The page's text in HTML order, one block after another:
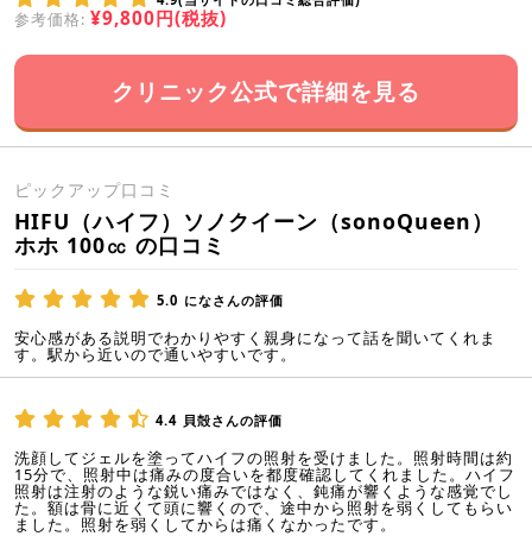
参考価格: ¥9,800円(税抜)
クリニック公式で詳細を見る
ピックアップ口コミ
HIFU（ハイフ）ソノクイーン（sonoQueen）
ホホ 100㏄ の口コミ
5.0 になさんの評価
安心感がある説明でわかりやすく親身になって話を聞いてくれま
す。駅から近いので通いやすいです。
4.4 貝殻さんの評価
洗顔してジェルを塗ってハイフの照射を受けました。照射時間は約
15分で、照射中は痛みの度合いを都度確認してくれました。ハイフ
照射は注射のような鋭い痛みではなく、鈍痛が響くような感覚でし
た。額は骨に近くて頭に響くので、途中から照射を弱くしてもらい
ました。照射を弱くしてからは痛くなかったです。